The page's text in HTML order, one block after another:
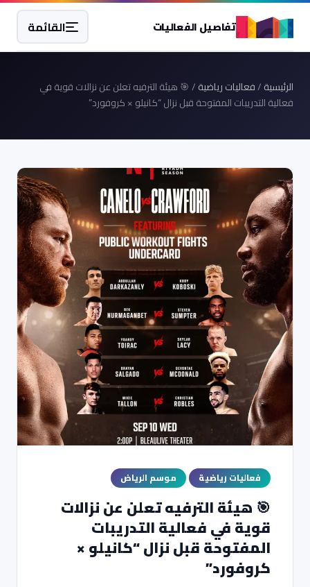
تفاصيل الفعاليات القائمة
الرئيسية/فعاليات رياضية/ 🎯 هيئة الترفيه تعلن عن نزالات قوية في
فعالية التدريبات المفتوحة قبل نزال “كانيلو × كروفورد”
فعاليات رياضية موسم الرياض
🎯 هيئة الترفيه تعلن عن نزالات
قوية في فعالية التدريبات
المفتوحة قبل نزال “كانيلو ×
كروفورد”